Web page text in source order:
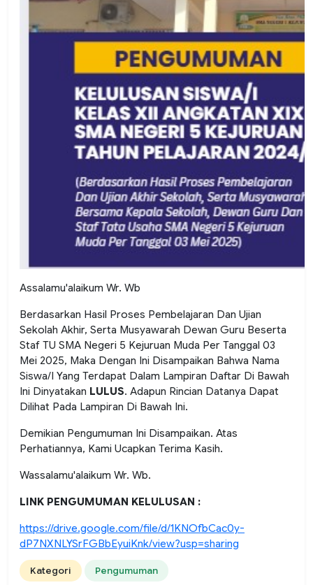
Assalamu'alaikum Wr. Wb
Berdasarkan Hasil Proses Pembelajaran Dan Ujian
Sekolah Akhir, Serta Musyawarah Dewan Guru Beserta
Staf TU SMA Negeri 5 Kejuruan Muda Per Tanggal 03
Mei 2025, Maka Dengan Ini Disampaikan Bahwa Nama
Siswa/I Yang Terdapat Dalam Lampiran Daftar Di Bawah
Ini Dinyatakan LULUS. Adapun Rincian Datanya Dapat
Dilihat Pada Lampiran Di Bawah Ini.
Demikian Pengumuman Ini Disampaikan. Atas
Perhatiannya, Kami Ucapkan Terima Kasih.
Wassalamu'alaikum Wr. Wb.
LINK PENGUMUMAN KELULUSAN :
https://drive.google.com/file/d/1KNOfbCac0y-
dP7NXNLYSrFGBbEyuiKnk/view?usp=sharing
Kategori Pengumuman